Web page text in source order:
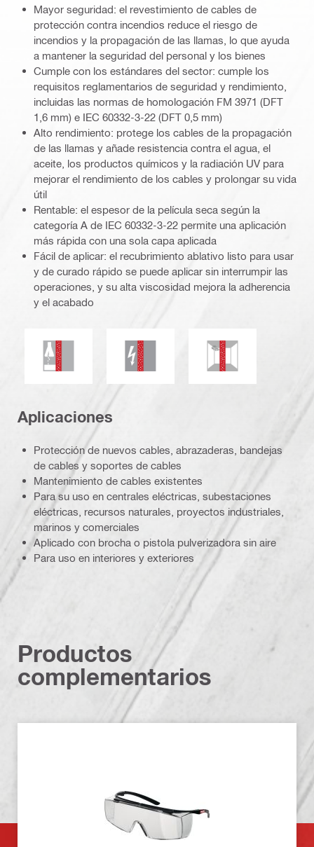
Mayor seguridad: el revestimiento de cables de
protección contra incendios reduce el riesgo de
incendios y la propagación de las llamas, lo que ayuda
a mantener la seguridad del personal y los bienes
Cumple con los estándares del sector: cumple los
requisitos reglamentarios de seguridad y rendimiento,
incluidas las normas de homologación FM 3971 (DFT
1,6 mm) e IEC 60332-3-22 (DFT 0,5 mm)
Alto rendimiento: protege los cables de la propagación
de las llamas y añade resistencia contra el agua, el
aceite, los productos químicos y la radiación UV para
mejorar el rendimiento de los cables y prolongar su vida
útil
Rentable: el espesor de la película seca según la
categoría A de IEC 60332-3-22 permite una aplicación
más rápida con una sola capa aplicada
Fácil de aplicar: el recubrimiento ablativo listo para usar
y de curado rápido se puede aplicar sin interrumpir las
operaciones, y su alta viscosidad mejora la adherencia
y el acabado
Resistencia frente a agentes químicos
Resistencia eléctricaResistencia a
Aplicaciones
Protección de nuevos cables, abrazaderas, bandejas
de cables y soportes de cables
Mantenimiento de cables existentes
Para su uso en centrales eléctricas, subestaciones
eléctricas, recursos naturales, proyectos industriales,
marinos y comerciales
Aplicado con brocha o pistola pulverizadora sin aire
Para uso en interiores y exteriores
Productos
complementarios